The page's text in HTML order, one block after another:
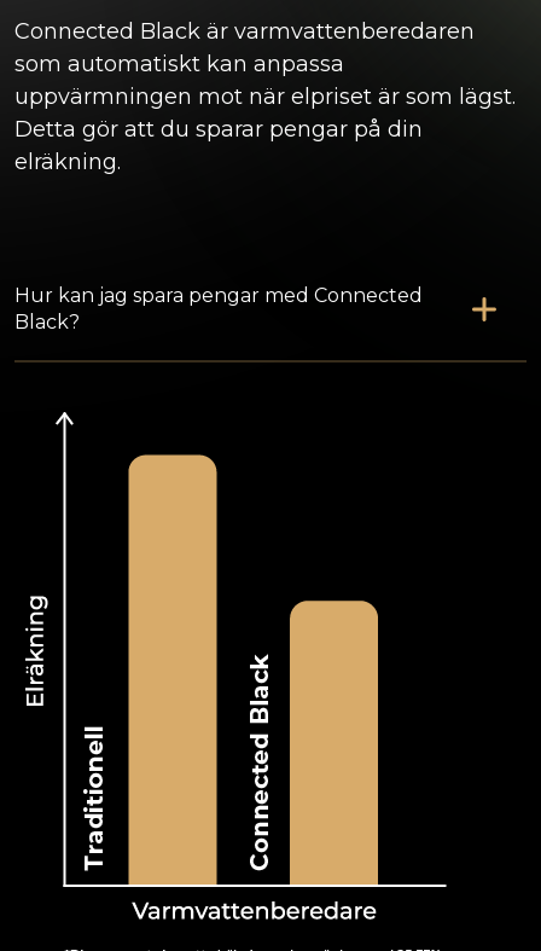
Connected Black är varmvattenberedaren
som automatiskt kan anpassa
uppvärmningen mot när elpriset är som lägst.
Detta gör att du sparar pengar på din
elräkning.
Hur kan jag spara pengar med Connected
Black?